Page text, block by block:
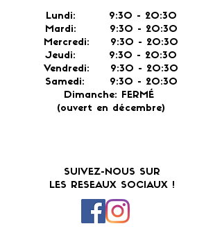
Lundi: 9:30 - 20:30
Mardi: 9:30 - 20:30
Mercredi: 9:30 - 20:30
Jeudi: 9:30 - 20:30
Vendredi: 9:30 - 20:30
Samedi: 9:30 - 20:30
Dimanche: FERMÉ
(ouvert en décembre)
SUIVEZ-NOUS SUR
LES RESEAUX SOCIAUX !